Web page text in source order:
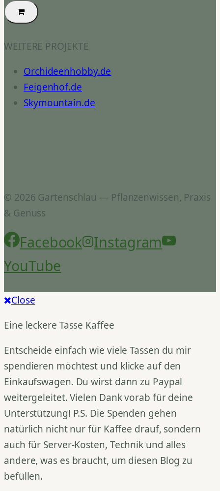
WEITERE PROJEKTE
Orchideenhobby.de
Feigenhof.de
Skymountain.de
© 2026 Gartenschlau — Pflanzenwissen, Praxis
& Genuss
Facebook
Instagram
YouTube
Close
Eine leckere Tasse Kaffee
Entscheide einfach wie viele Tassen du mir
spendieren möchtest und klicke auf den
Einkaufswagen. Du wirst dann zu Paypal
weitergeleitet. Vielen Dank vorab für deine
Unterstützung! P.S. Die Spenden gehen
natürlich nicht nur für Kaffee drauf, sondern
auch für Server-Kosten, Technik und alles
andere, was es braucht, um diesen Blog zu
befüllen.